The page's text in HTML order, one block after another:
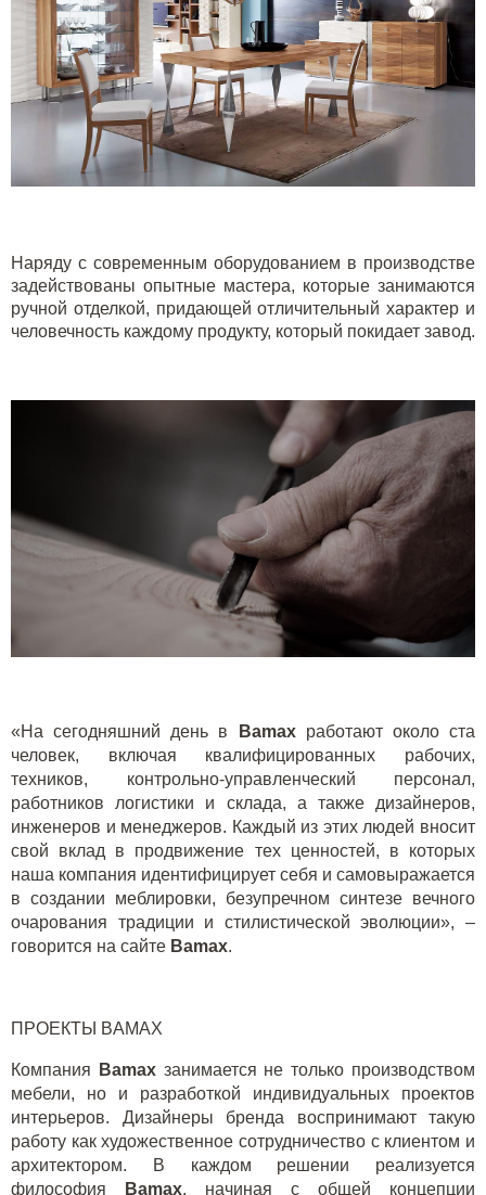
Наряду с современным оборудованием в производстве
задействованы опытные мастера, которые занимаются
ручной отделкой, придающей отличительный характер и
человечность каждому продукту, который покидает завод.
«На сегодняшний день в Bamaxработают около ста
человек, включая квалифицированных рабочих,
техников, контрольно-управленческий персонал,
работников логистики и склада, а также дизайнеров,
инженеров и менеджеров. Каждый из этих людей вносит
свой вклад в продвижение тех ценностей, в которых
наша компания идентифицирует себя и самовыражается
в создании меблировки, безупречном синтезе вечного
очарования традиции и стилистической эволюции», –
говорится на сайте Bamax.
ПРОЕКТЫ BAMAX
Компания Bamaxзанимается не только производством
мебели, но и разработкой индивидуальных проектов
интерьеров. Дизайнеры бренда воспринимают такую
работу как художественное сотрудничество с клиентом и
архитектором. В каждом решении реализуется
философия
Bamax, начиная с общей концепции